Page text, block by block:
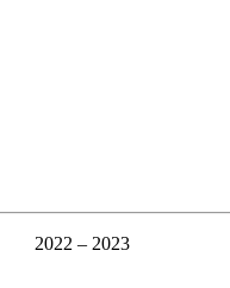
2022 – 2023